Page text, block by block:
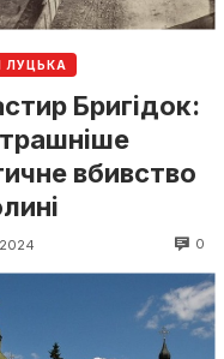
ЛУЦЬКА
Бригідок:
вбивство
0